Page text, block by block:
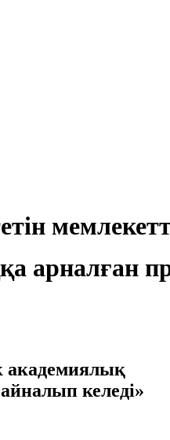
арналған
академиялық
келеді»